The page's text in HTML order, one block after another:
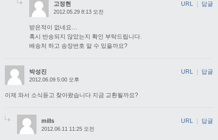
고정현
2012.05.29 8:13 오전
받은적이 없네요…
혹시 반송되지 않았는지 확인 부탁드립니다.
배송처 하고 송장번호 알 수 있을까요?
URL 답글
박성진
2012.06.09 5:00 오후
이제 와서 소식듣고 찾아왔습니다 지금 교환될까요?
URL 답글
mills
2012.06.11 11:25 오전
URL 답글